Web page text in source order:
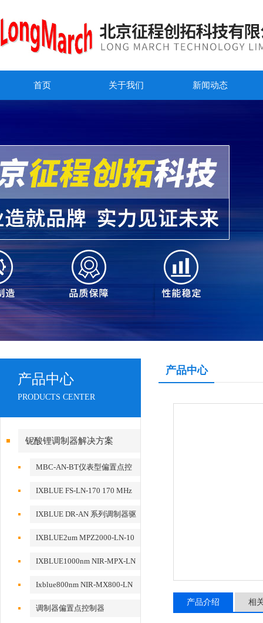
首页 关于我们 新闻动态
产品中心
PRODUCTS CENTER
铌酸锂调制器解决方案
MBC-AN-BT仪表型偏置点控
IXBLUE FS-LN-170 170 MHz
IXBLUE DR-AN 系列调制器驱
IXBLUE2um MPZ2000-LN-10
IXBLUE1000nm NIR-MPX-LN
Ixblue800nm NIR-MX800-LN
系列强度调制器
调制器偏置点控制器
产品中心
产品介绍 相